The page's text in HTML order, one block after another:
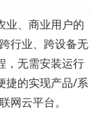
业、商业用户的
行业、跨设备无
，无需安装运行
捷的实现产品/系
网云平台。